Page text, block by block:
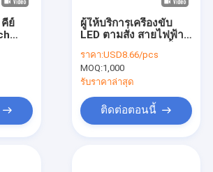
ย์
ผู้ให้บริการเครื่องขับ
LED ตามสั่ง สายไฟฟ้า
60W IP44 เครื่องขับ
LED Letaron ที่ไม่สับ
ราคา:USD8.66/pcs
MOQ:1,000
รับราคาล่าสุด
ติดต่อตอนนี้